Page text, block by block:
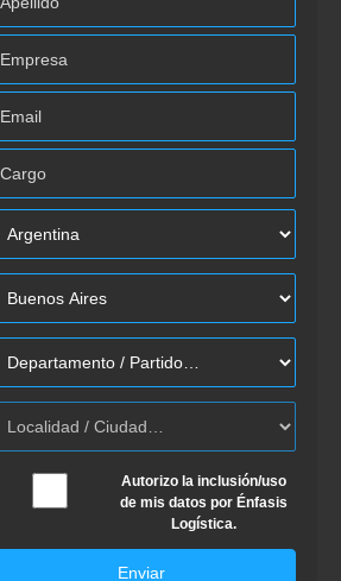
Autorizo la inclusión/uso
de mis datos por Énfasis
Logística.
Enviar